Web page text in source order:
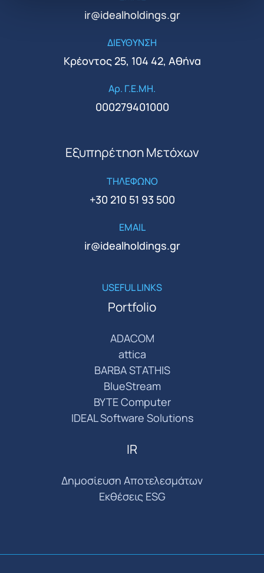
ir@idealholdings.gr
ΔΙΕΥΘΥΝΣΗ
Κρέοντος 25, 104 42, Αθήνα
Αρ. Γ.Ε.ΜΗ.
000279401000
Εξυπηρέτηση Μετόχων
ΤΗΛΕΦΩΝΟ
+30 210 51 93 500
EMAIL
ir@idealholdings.gr
USEFUL LINKS
Portfolio
ADACOM
attica
BARBA STATHIS
BlueStream
BYTE Computer
IDEAL Software Solutions
IR
Δημοσίευση Αποτελεσμάτων
Εκθέσεις ESG